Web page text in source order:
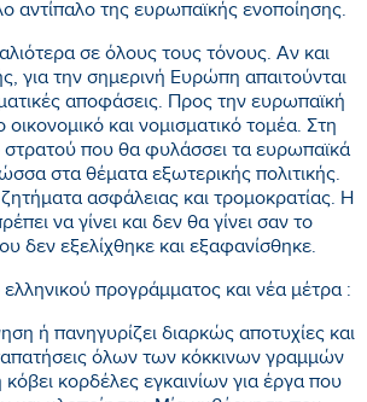
αντίπαλο της ευρωπαϊκής ενοποίησης.
σε όλους τους τόνους. Αν και
για την σημερινή Ευρώπη απαιτούνται
αποφάσεις. Προς την ευρωπαϊκή
και νομισματικό τομέα. Στη
στρατού που θα φυλάσσει τα ευρωπαϊκά
στα θέματα εξωτερικής πολιτικής.
ζητήματα ασφάλειας και τρομοκρατίας. Η
να γίνει και δεν θα γίνει σαν το
δεν εξελίχθηκε και εξαφανίσθηκε.
προγράμματος και νέα μέτρα :
ή πανηγυρίζει διαρκώς αποτυχίες και
όλων των κόκκινων γραμμών
κόβει κορδέλες εγκαινίων για έργα που